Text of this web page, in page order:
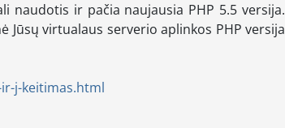
naudotis ir pačia naujausia PHP 5.5 versija.
virtualaus serverio aplinkos PHP versija
j-keitimas.html